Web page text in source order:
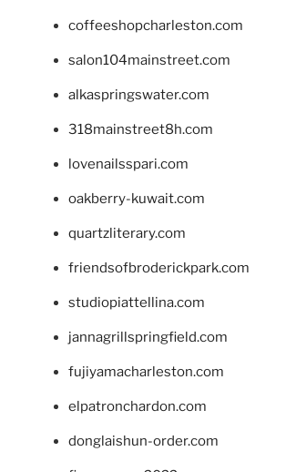
coffeeshopcharleston.com
salon104mainstreet.com
alkaspringswater.com
318mainstreet8h.com
lovenailsspari.com
oakberry-kuwait.com
quartzliterary.com
friendsofbroderickpark.com
studiopiattellina.com
jannagrillspringfield.com
fujiyamacharleston.com
elpatronchardon.com
donglaishun-order.com